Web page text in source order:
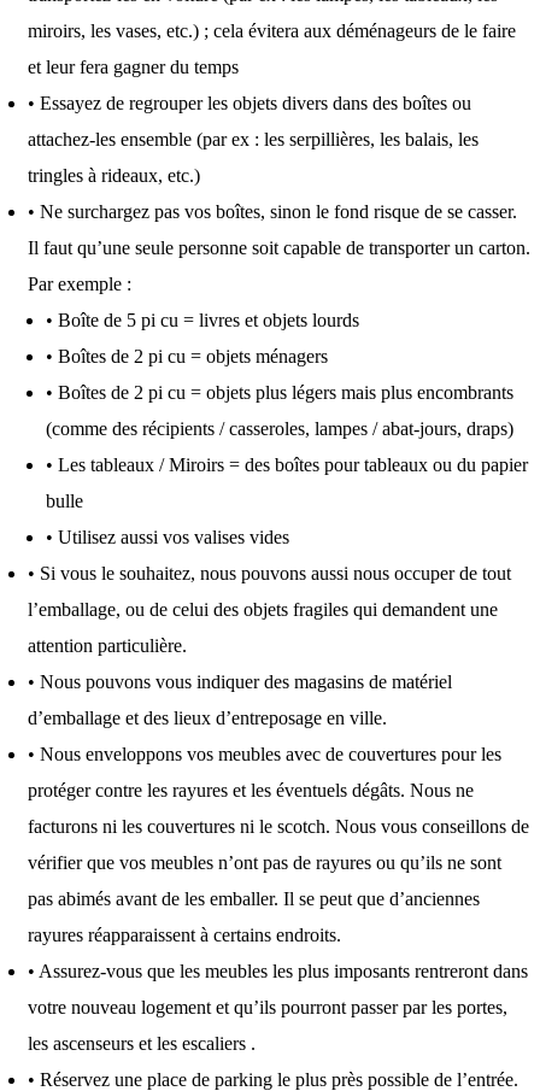
miroirs, les vases, etc.) ; cela évitera aux déménageurs de le faire
et leur fera gagner du temps
• Essayez de regrouper les objets divers dans des boîtes ou
attachez-les ensemble (par ex : les serpillières, les balais, les
tringles à rideaux, etc.)
• Ne surchargez pas vos boîtes, sinon le fond risque de se casser.
Il faut qu’une seule personne soit capable de transporter un carton.
Par exemple :
• Boîte de 5 pi cu = livres et objets lourds
• Boîtes de 2 pi cu = objets ménagers
• Boîtes de 2 pi cu = objets plus légers mais plus encombrants
(comme des récipients / casseroles, lampes / abat-jours, draps)
• Les tableaux / Miroirs = des boîtes pour tableaux ou du papier
bulle
• Utilisez aussi vos valises vides
• Si vous le souhaitez, nous pouvons aussi nous occuper de tout
l’emballage, ou de celui des objets fragiles qui demandent une
attention particulière.
• Nous pouvons vous indiquer des magasins de matériel
d’emballage et des lieux d’entreposage en ville.
• Nous enveloppons vos meubles avec de couvertures pour les
protéger contre les rayures et les éventuels dégâts. Nous ne
facturons ni les couvertures ni le scotch. Nous vous conseillons de
vérifier que vos meubles n’ont pas de rayures ou qu’ils ne sont
pas abimés avant de les emballer. Il se peut que d’anciennes
rayures réapparaissent à certains endroits.
• Assurez-vous que les meubles les plus imposants rentreront dans
votre nouveau logement et qu’ils pourront passer par les portes,
les ascenseurs et les escaliers .
• Réservez une place de parking le plus près possible de l’entrée.